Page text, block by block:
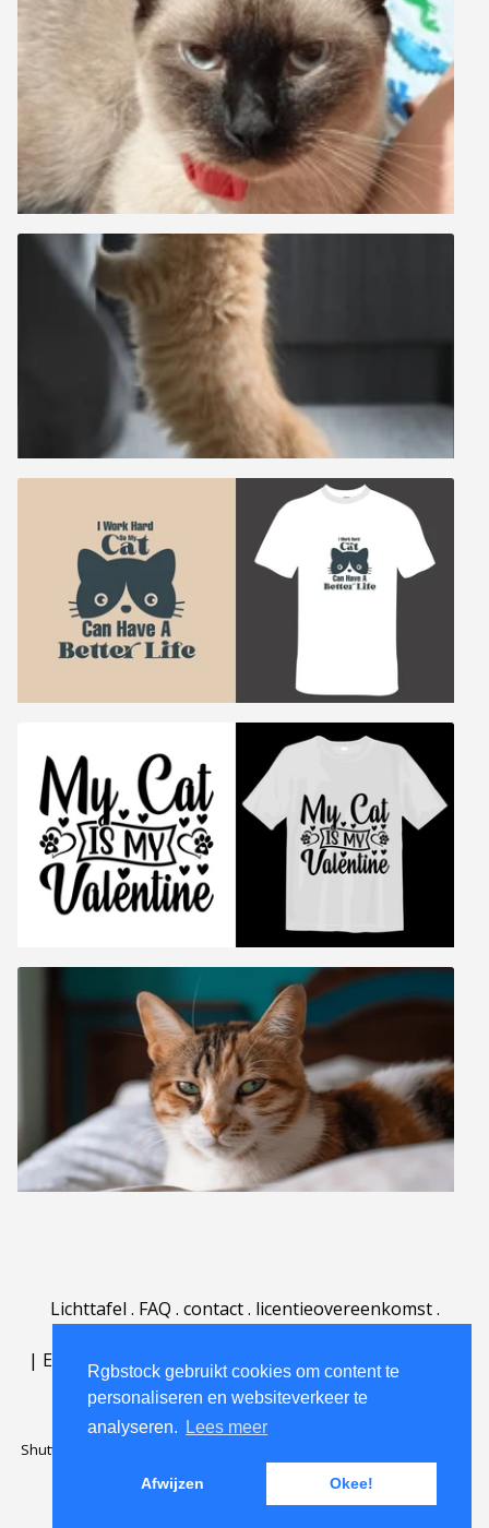
Rgbstock gebruikt cookies om content te
personaliseren en websiteverkeer te
analyseren.
Lees meer
Afwijzen Okee!
Lichttafel . FAQ . contact. licentieovereenkomst.
| English | Deutsch Español | Português
Nederlands|
Shutterstock official partner of Rgbstock
Rgbstock